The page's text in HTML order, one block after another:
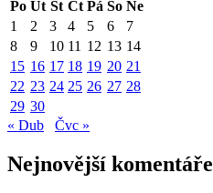
Po Út St Čt Pá So Ne
1
2 3 4 5 6
7
8
9 10 11 12 13 14
15 16 17 18 19 20 21
22 23 24 25 26 27 28
29 30
« Dub
Čvc »
Nejnovější komentáře